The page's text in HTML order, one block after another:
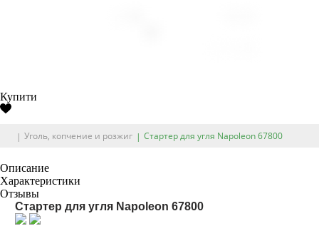
Купити
Уголь, копчение и розжиг Стартер для угля Napoleon 67800
Описание
Характеристики
Отзывы
Стартер для угля Napoleon 67800